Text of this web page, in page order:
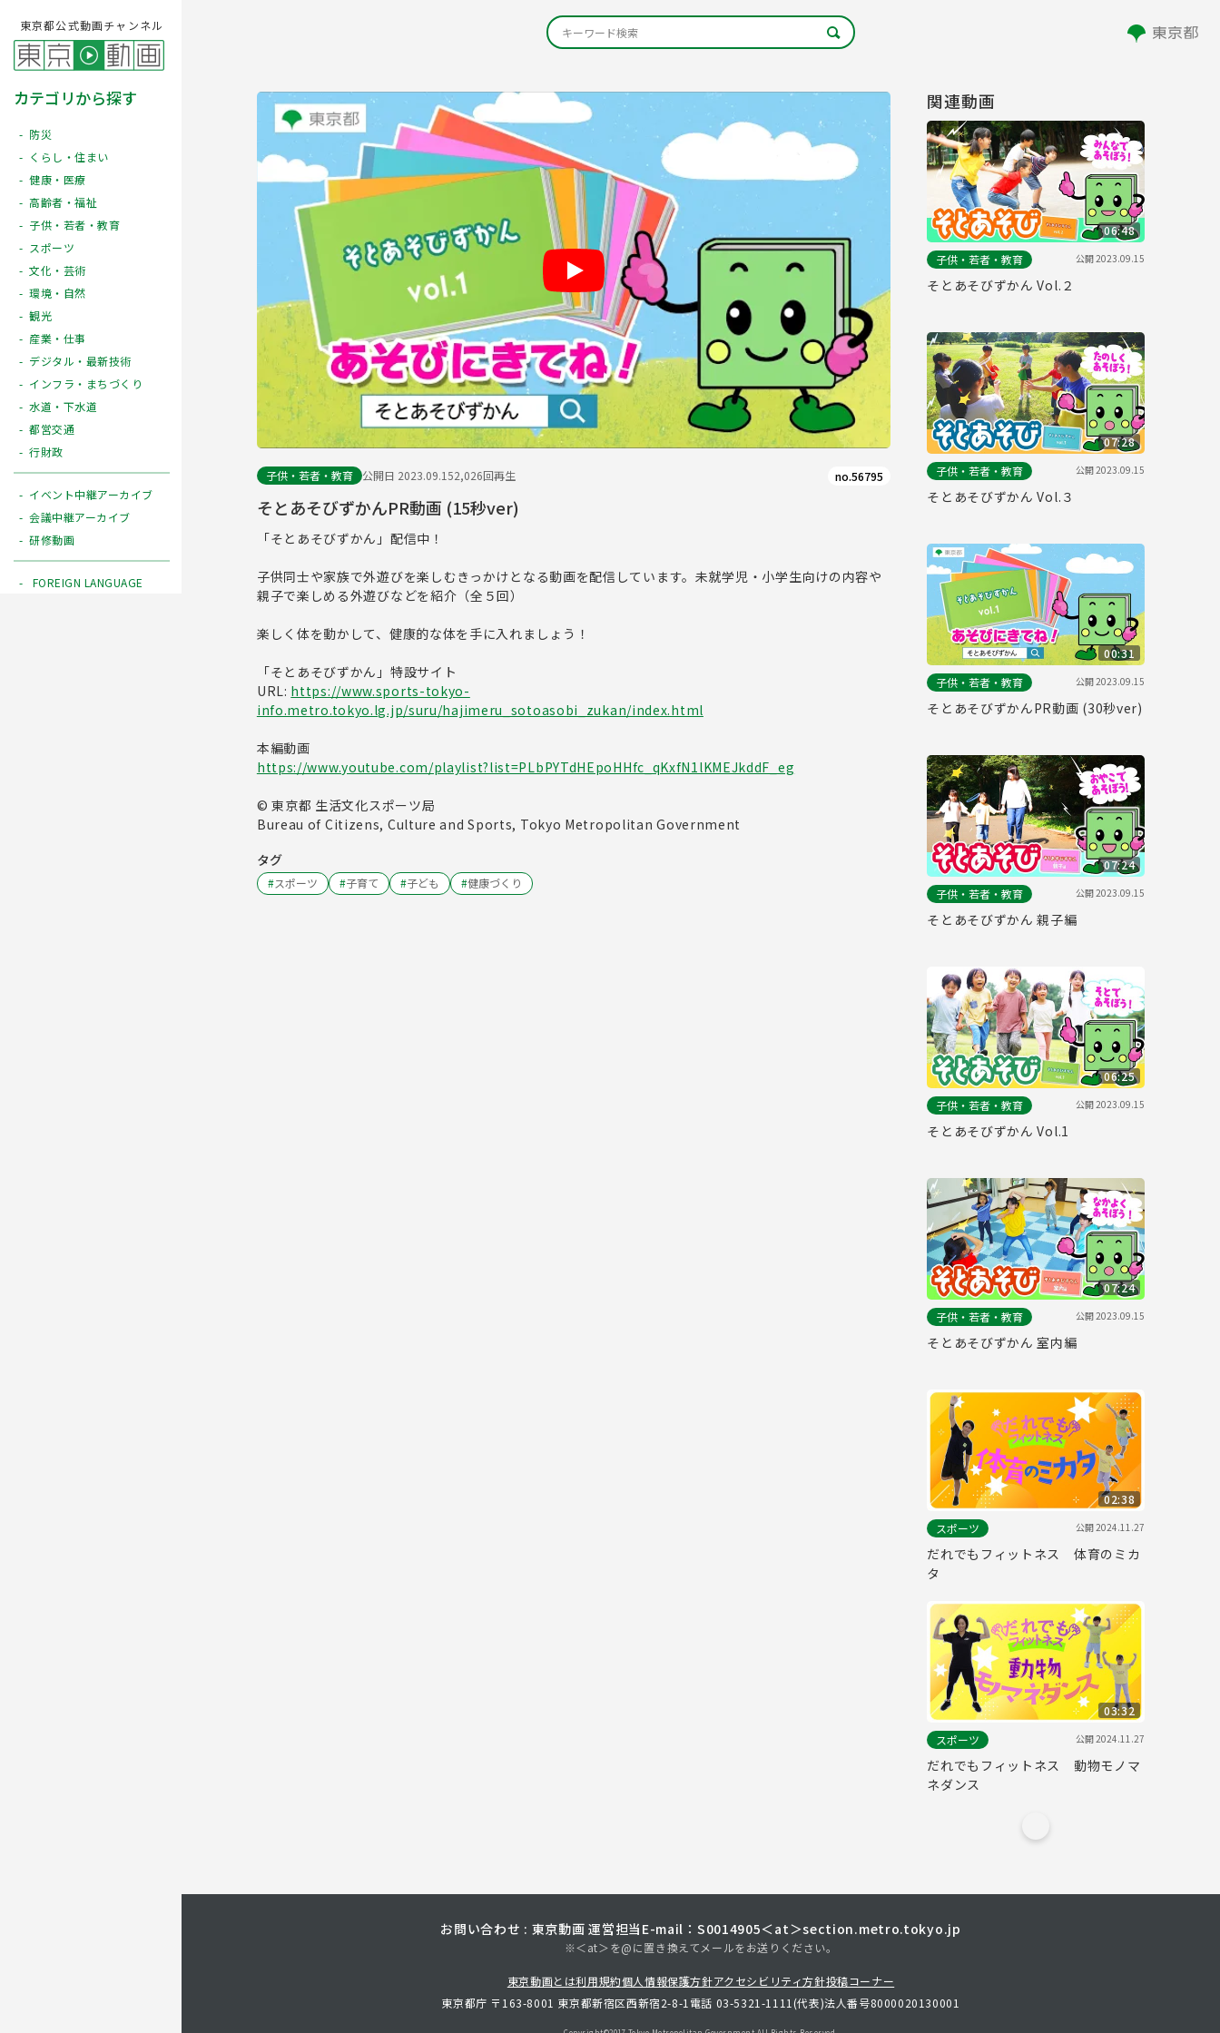
東京都公式動画チャンネル
カテゴリから探す
防災
くらし・住まい
健康・医療
高齢者・福祉
子供・若者・教育
スポーツ
文化・芸術
環境・自然
観光
産業・仕事
デジタル・最新技術
インフラ・まちづくり
水道・下水道
都営交通
行財政
イベント中継アーカイブ
会議中継アーカイブ
研修動画
FOREIGN LANGUAGE
子供・若者・教育 公開日 2023.09.152,026回再生 no.56795
そとあそびずかんPR動画 (15秒ver)
「そとあそびずかん」配信中！
子供同士や家族で外遊びを楽しむきっかけとなる動画を配信しています。未就学児・小学生向けの内容や
親子で楽しめる外遊びなどを紹介（全５回）
楽しく体を動かして、健康的な体を手に入れましょう！
「そとあそびずかん」特設サイト
URL: https://www.sports-tokyo-
info.metro.tokyo.lg.jp/suru/hajimeru_sotoasobi_zukan/index.html
本編動画
https://www.youtube.com/playlist?list=PLbPYTdHEpoHHfc_qKxfN1lKMEJkddF_eg
© 東京都 生活文化スポーツ局
Bureau of Citizens, Culture and Sports, Tokyo Metropolitan Government
タグ
#スポーツ #子育て #子ども #健康づくり
関連動画
06:48
子供・若者・教育
公開2023.09.15
そとあそびずかん Vol.２
07:28
子供・若者・教育
公開2023.09.15
そとあそびずかん Vol.３
00:31
子供・若者・教育
公開2023.09.15
そとあそびずかんPR動画 (30秒ver)
07:24
子供・若者・教育
公開2023.09.15
そとあそびずかん 親子編
06:25
子供・若者・教育
公開2023.09.15
そとあそびずかん Vol.1
07:24
子供・若者・教育
公開2023.09.15
そとあそびずかん 室内編
02:38
スポーツ
公開2024.11.27
だれでもフィットネス 体育のミカ
タ
03:32
スポーツ
公開2024.11.27
だれでもフィットネス 動物モノマ
ネダンス
お問い合わせ : 東京動画 運営担当 E-mail：S0014905＜at＞section.metro.tokyo.jp
※＜at＞を@に置き換えてメールをお送りください。
東京動画とは利用規約個人情報保護方針アクセシビリティ方針投稿コーナー
東京都庁 〒163-8001 東京都新宿区西新宿2-8-1 電話 03-5321-1111(代表)法人番号8000020130001